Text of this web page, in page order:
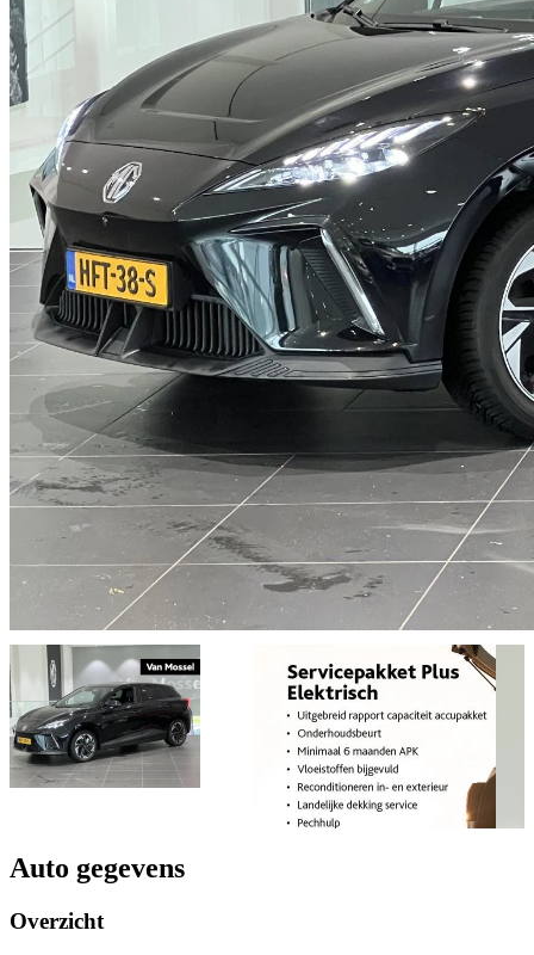
Auto gegevens
Overzicht